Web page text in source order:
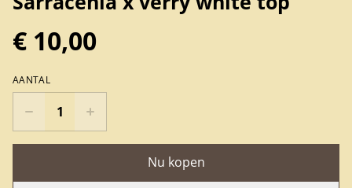
€ 10,00
AANTAL
Nu kopen